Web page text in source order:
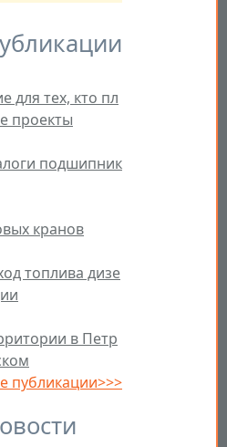
для тех, кто пл
проекты
подшипник
кранов
топлива дизе
в Петр
публикации>>>